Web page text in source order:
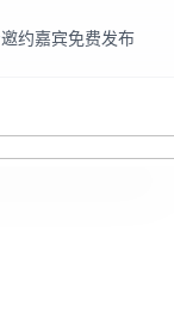
邀约嘉宾免费发布